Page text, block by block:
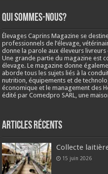
Qui sommes-nous?
Élevages Caprins Magazine se
professionnels de l’élevage,
donne la parole aux éleveurs
Une grande partie du magazine est
élevage. Le magazine donne
aborde tous les sujets liés à la
nutrition, équipements et de
économique et le management des
édité par Comedpro SARL, une
Articles récents
Collecte
15 juin 2026